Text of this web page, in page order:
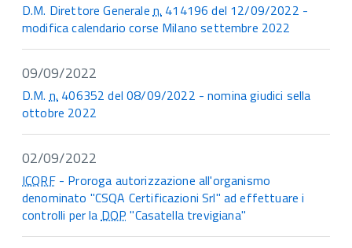
D.M. Direttore Generalen. 414196 del 12/09/2022 -
modifica calendario corse Milano settembre 2022
09/09/2022
D.M.n. 406352 del 08/09/2022 - nomina giudici sella
ottobre 2022
02/09/2022
ICQRF- Proroga autorizzazione all'organismo
denominato "CSQA Certificazioni Srl" ad effettuare i
controlli per laDOP "Casatella trevigiana"